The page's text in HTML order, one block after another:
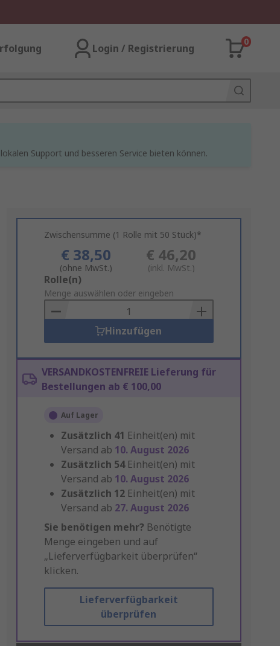
Login / Registrierung
0
Support und besseren Service bieten können.
Zwischensumme (1 Rolle mit 50 Stück)*
€ 38,50
(ohne MwSt.)
€ 46,20
(inkl. MwSt.)
Add
to
Basket
Rolle(n)
Menge auswählen oder eingeben
Hinzufügen
VERSANDKOSTENFREIE Lieferung für
Bestellungen ab € 100,00
Auf Lager
Zusätzlich 41 Einheit(en) mit
Versand ab 10. August 2026
Zusätzlich 54 Einheit(en) mit
Versand ab 10. August 2026
Zusätzlich 12 Einheit(en) mit
Versand ab 27. August 2026
Sie benötigen mehr? Benötigte
Menge eingeben und auf
„Lieferverfügbarkeit überprüfen“
klicken.
Lieferverfügbarkeit
überprüfen